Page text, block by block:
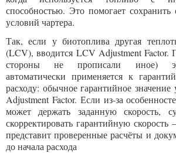
способностью. Это помогает сохранить
условий чартера.
Так, если у биотоплива другая
(LCV), вводится LCV Adjustment Factor.
стороны не прописали иное)
автоматически применяется к
расходу: обычное гарантийное
Adjustment Factor. Если из-за
может держать заданную скорость,
скорректировать гарантийную
представит проверенные расчёты и
до начала расхода